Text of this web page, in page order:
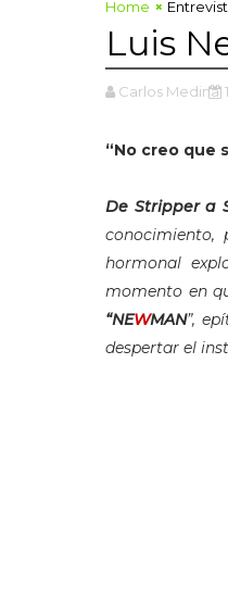
Home
Luis
Carlos Medina
“No creo que
De Stripper a
conocimiento,
hormonal
momento en
“NEWMAN”,
despertar el